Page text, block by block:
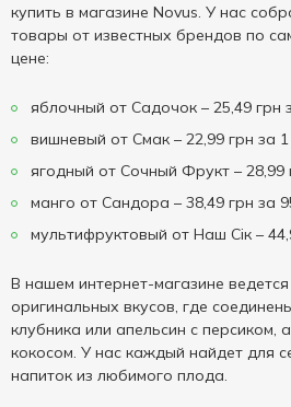
купить в магазине Novus. У нас
товары от известных брендов по
цене:
яблочный от Садочок – 25,49 грн
вишневый от Смак – 22,99 грн за 1
ягодный от Сочный Фрукт – 28,99
манго от Сандора – 38,49 грн за
мультифруктовый от Наш Сік –
В нашем интернет-магазине
оригинальных вкусов, где
клубника или апельсин с персиком,
кокосом. У нас каждый найдет для
напиток из любимого плода.